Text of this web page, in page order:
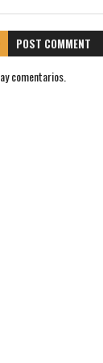
POST COMMENT
comentarios.